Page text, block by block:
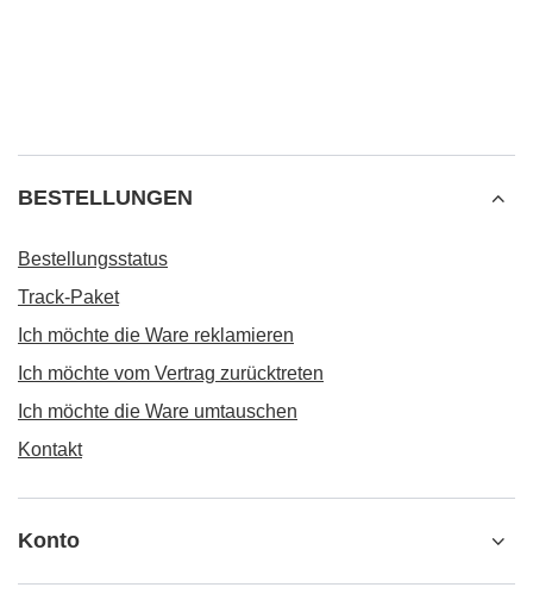
BESTELLUNGEN
Bestellungsstatus
Track-Paket
Ich möchte die Ware reklamieren
Ich möchte vom Vertrag zurücktreten
Ich möchte die Ware umtauschen
Kontakt
Konto